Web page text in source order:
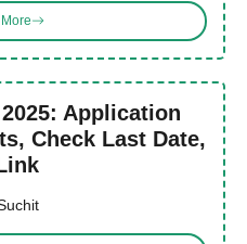
Application
Check Last Date,